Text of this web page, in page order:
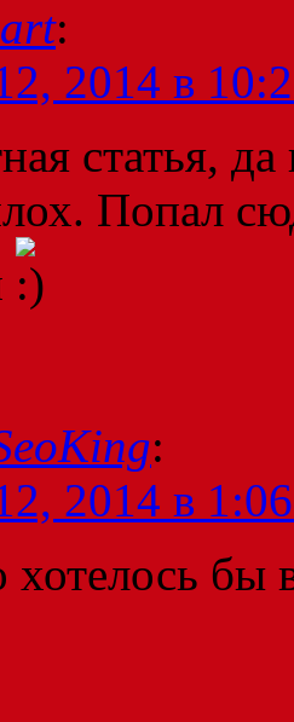
:
2014 в
статья,
Попал
:
2014 в
бы